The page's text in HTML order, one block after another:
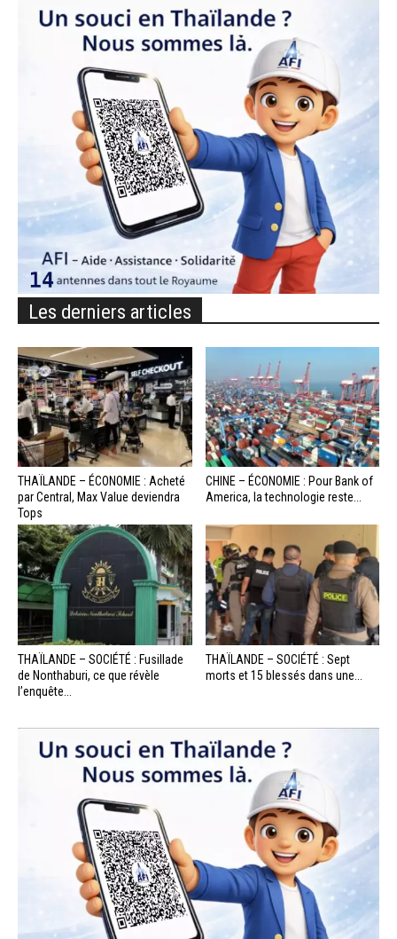
Les derniers articles
THAÏLANDE – ÉCONOMIE : Acheté
par Central, Max Value deviendra
Tops
CHINE – ÉCONOMIE : Pour Bank of
America, la technologie reste...
THAÏLANDE – SOCIÉTÉ : Fusillade
de Nonthaburi, ce que révèle
l’enquête...
THAÏLANDE – SOCIÉTÉ : Sept
morts et 15 blessés dans une...